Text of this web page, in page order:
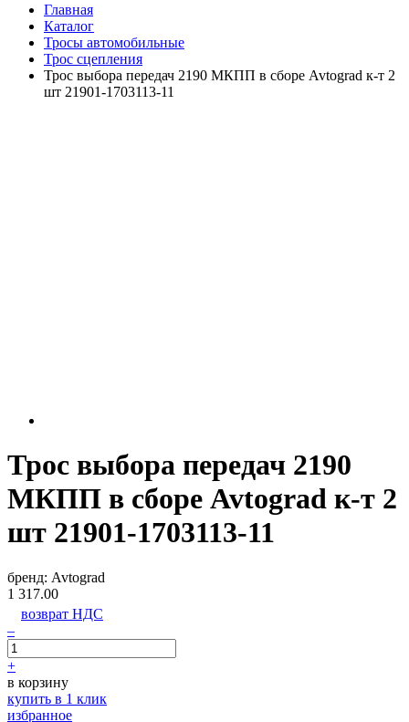
Главная
Каталог
Тросы автомобильные
Трос сцепления
Трос выбора передач 2190 МКПП в сборе Avtograd к-т 2
шт 21901-1703113-11
Трос выбора передач 2190
МКПП в сборе Avtograd к-т 2
шт 21901-1703113-11
бренд: Avtograd
1 317.00
возврат НДС
–
+
в корзину
купить в 1 клик
избранное